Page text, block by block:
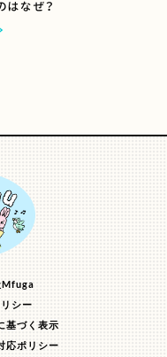
はなぜ？
Mfuga
シー
基づく表示
応ポリシー